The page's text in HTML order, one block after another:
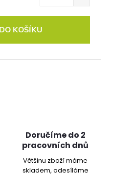
KOŠÍKU
Doručíme do 2
pracovních dnů
Většinu zboží máme
skladem, odesíláme